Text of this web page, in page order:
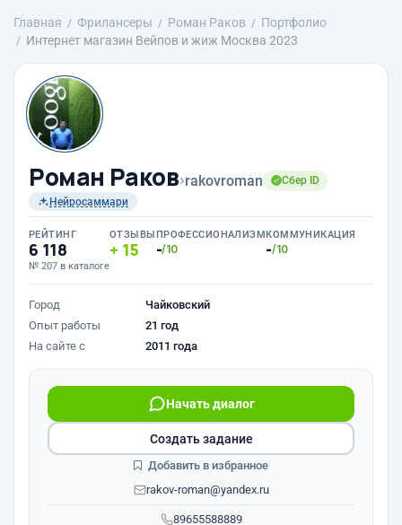
Главная Фрилансеры Роман Раков
Портфолио
Интернет магазин Вейпов и жиж Москва 2023
Роман Раков›rakovroman
Сбер ID
Нейросаммари
РЕЙТИНГ
6 118
№ 207 в каталоге
ОТЗЫВЫ
15
ПРОФЕССИОНАЛИЗМ
-/10
КОММУНИКАЦИЯ
-/10
Город
Чайковский
Опыт работы
21 год
На сайте с
2011 года
89655588889
Начать диалог
rakov-roman@yandex.ru
Создать задание
Добавить в избранное